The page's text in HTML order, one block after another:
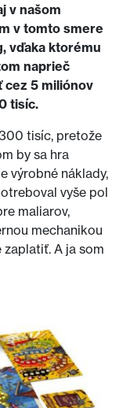
v našom
v tomto smere
vďaka ktorému
naprieč
cez 5 miliónov
tisíc.
tisíc, pretože
by sa hra
výrobné náklady,
vyše pol
maliarov,
mechanikou
A ja som